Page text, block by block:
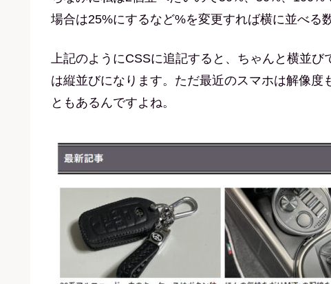
場合は25%にするなど%を変更すれば横に並べる
上記のようにCSSに追記すると、ちゃんと横並
は縦並びになります。ただ最近のスマホは解像
ともあるんですよね。